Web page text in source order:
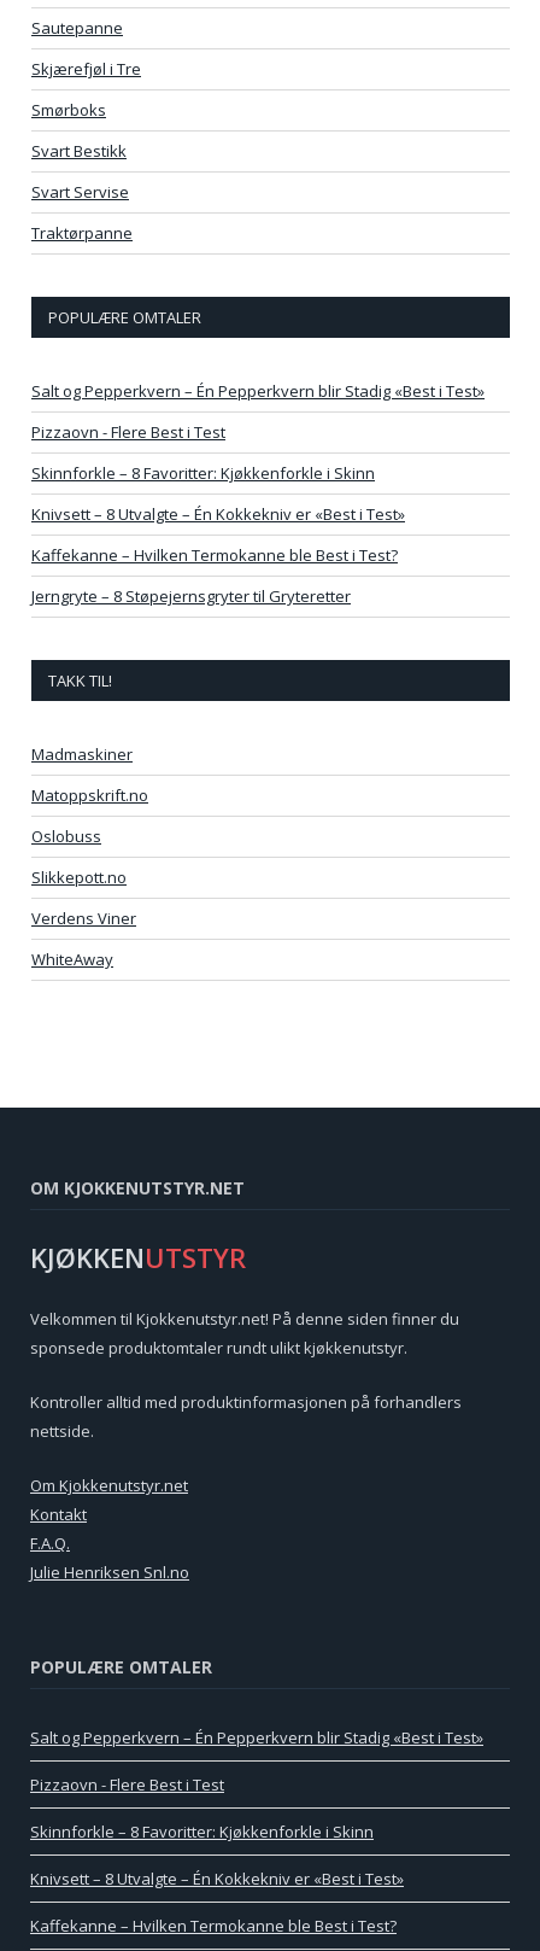
Sautepanne
Skjærefjøl i Tre
Smørboks
Svart Bestikk
Svart Servise
Traktørpanne
POPULÆRE OMTALER
Salt og Pepperkvern – Én Pepperkvern blir Stadig «Best i Test»
Pizzaovn - Flere Best i Test
Skinnforkle – 8 Favoritter: Kjøkkenforkle i Skinn
Knivsett – 8 Utvalgte – Én Kokkekniv er «Best i Test»
Kaffekanne – Hvilken Termokanne ble Best i Test?
Jerngryte – 8 Støpejernsgryter til Gryteretter
TAKK TIL!
Madmaskiner
Matoppskrift.no
Oslobuss
Slikkepott.no
Verdens Viner
WhiteAway
OM KJOKKENUTSTYR.NET
KJØKKENUTSTYR
Velkommen til Kjokkenutstyr.net! På denne siden finner du
sponsede produktomtaler rundt ulikt kjøkkenutstyr.
Kontroller alltid med produktinformasjonen på forhandlers
nettside.
Om Kjokkenutstyr.net
Kontakt
F.A.Q.
Julie Henriksen Snl.no
POPULÆRE OMTALER
Salt og Pepperkvern – Én Pepperkvern blir Stadig «Best i Test»
Pizzaovn - Flere Best i Test
Skinnforkle – 8 Favoritter: Kjøkkenforkle i Skinn
Knivsett – 8 Utvalgte – Én Kokkekniv er «Best i Test»
Kaffekanne – Hvilken Termokanne ble Best i Test?